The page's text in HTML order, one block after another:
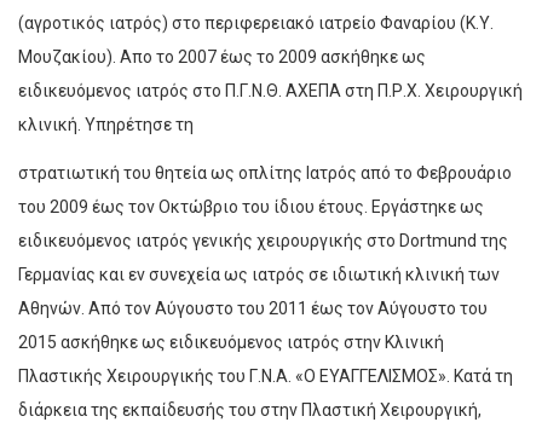
(αγροτικός ιατρός) στο περιφερειακό ιατρείο Φαναρίου (Κ.Υ.
Μουζακίου). Απο το 2007 έως το 2009 ασκήθηκε ως
ειδικευόμενος ιατρός στο Π.Γ.Ν.Θ. ΑΧΕΠΑ στη Π.Ρ.Χ. Χειρουργική
κλινική. Υπηρέτησε τη
στρατιωτική του θητεία ως οπλίτης Ιατρός από το Φεβρουάριο
του 2009 έως τον Οκτώβριο του ίδιου έτους. Εργάστηκε ως
ειδικευόμενος ιατρός γενικής χειρουργικής στο Dortmund της
Γερμανίας και εν συνεχεία ως ιατρός σε ιδιωτική κλινική των
Αθηνών. Από τον Αύγουστο του 2011 έως τον Αύγουστο του
2015 ασκήθηκε ως ειδικευόμενος ιατρός στην Κλινική
Πλαστικής Χειρουργικής του Γ.Ν.Α. «Ο ΕΥΑΓΓΕΛΙΣΜΟΣ». Κατά τη
διάρκεια της εκπαίδευσής του στην Πλαστική Χειρουργική,